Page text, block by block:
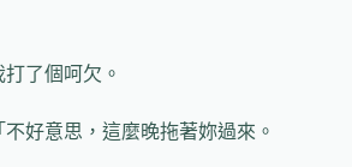
了個呵欠。
好意思，這麼晚拖著妳過來。